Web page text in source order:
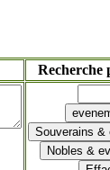
Recherche